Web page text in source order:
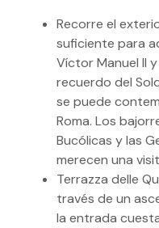
Recorre el
suficiente para
Víctor Manuel II
recuerdo del
se puede
Roma. Los
Bucólicas y las
merecen una
Terrazza delle
través de un
la entrada